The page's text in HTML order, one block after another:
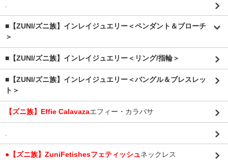
■【ZUNI/ズニ族】インレイジュエリー＜ペンダント＆ブローチ
＞
■【ZUNI/ズニ族】インレイジュエリー＜リング/指輪＞
■【ZUNI/ズニ族】インレイジュエリー＜バングル＆ブレスレッ
ト＞
【ズニ族】Effie Calavazaエフィー・カラバサ
●【ズニ族】ZuniFetishesフェティッシュネックレス